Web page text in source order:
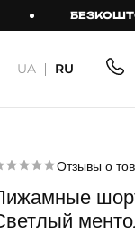
шорти
Шорти
UA RU
Отзывы о